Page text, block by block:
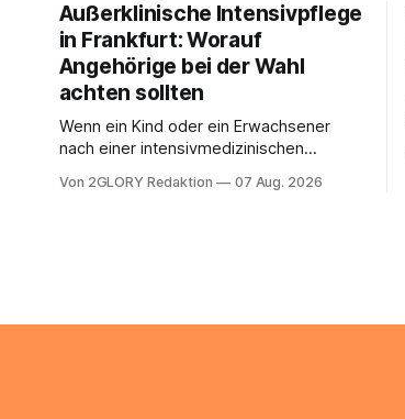
Außerklinische Intensivpflege
in Frankfurt: Worauf
Angehörige bei der Wahl
achten sollten
Wenn ein Kind oder ein Erwachsener
nach einer intensivmedizinischen
oder eine engmaschige pflegerische
Intensivpflege bietet genau diese
Von 2GLORY Redaktion 07 Aug. 2026